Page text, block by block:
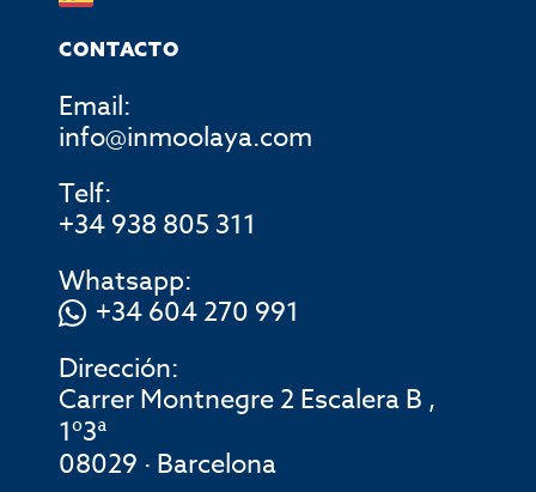
CONTACTO
Email:
info@inmoolaya.com
Telf:
+34 938 805 311
Whatsapp:
+34 604 270 991
Dirección:
Carrer Montnegre 2 Escalera B ,
1º3ª
08029 · Barcelona